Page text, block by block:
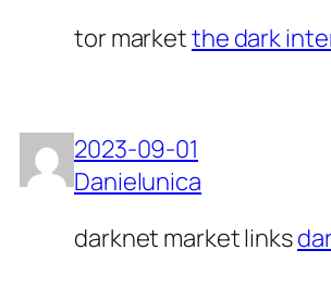
tor marketthe dark
2023-09-01
Danielunica
darknet market links